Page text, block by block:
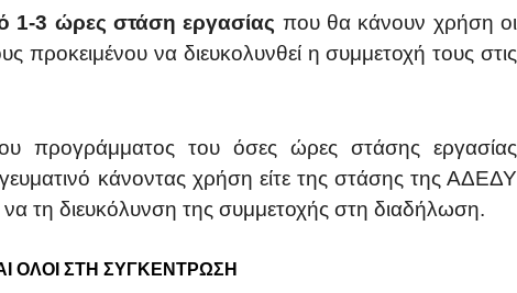
3 ώρες στάση εργασίας που θα κάνουν χρήση οι
προκειμένου να διευκολυνθεί η συμμετοχή τους στις
προγράμματος του όσες ώρες στάσης εργασίας
κάνοντας χρήση είτε της στάσης της ΑΔΕΔΥ
να τη διευκόλυνση της συμμετοχής στη διαδήλωση.
ΟΛΟΙ ΣΤΗ ΣΥΓΚΕΝΤΡΩΣΗ